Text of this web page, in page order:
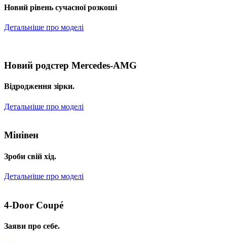
Новий рівень сучасної розкоші
Детальніше про моделі
Новий родстер Mercedes-AMG
Відродження зірки.
Детальніше про моделі
Мінівен
Зроби свій хід.
Детальніше про моделі
4-Door Coupé
Заяви про себе.